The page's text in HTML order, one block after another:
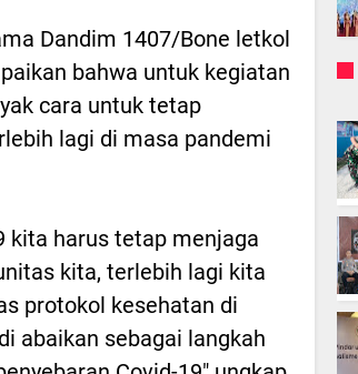
Dandim 1407/Bone letkol
bahwa untuk kegiatan
cara untuk tetap
lagi di masa pandemi
kita harus tetap menjaga
kita, terlebih lagi kita
protokol kesehatan di
abaikan sebagai langkah